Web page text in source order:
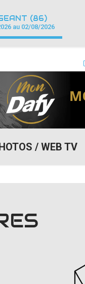
/ WEB TV
(86)
au 02/08/2026